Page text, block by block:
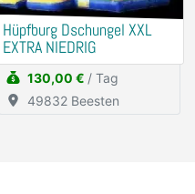
Hüpfburg Dschungel XXL
EXTRA NIEDRIG
130,00 € / Tag
49832 Beesten